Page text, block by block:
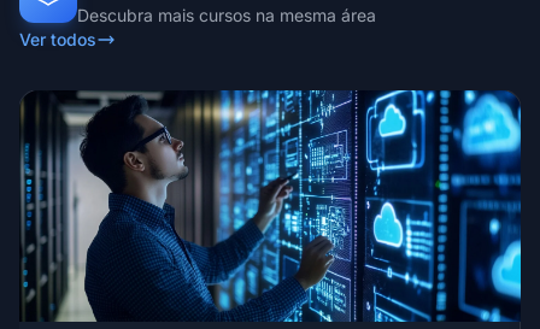
Descubra mais cursos na mesma área
Ver todos